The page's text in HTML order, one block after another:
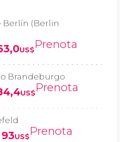
Berlín (Berlin
US$Prenota
Brandeburgo
US$Prenota
93US$Prenota